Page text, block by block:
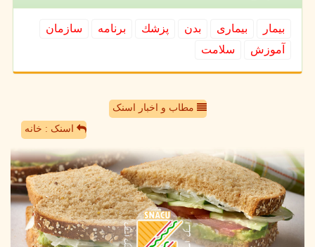
بیمار بیماری بدن پزشك برنامه
سازمان
آموزش
سلامت
مطاب و اخبار اسنک
اسنک : خانه